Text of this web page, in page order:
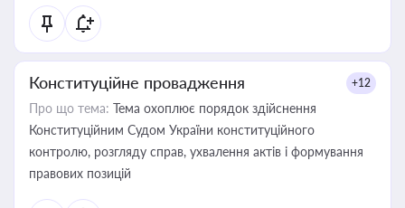
Конституційне провадження +12
Про що тема: Тема охоплює порядок здійснення
Конституційним Судом України конституційного
контролю, розгляду справ, ухвалення актів і формування
правових позицій